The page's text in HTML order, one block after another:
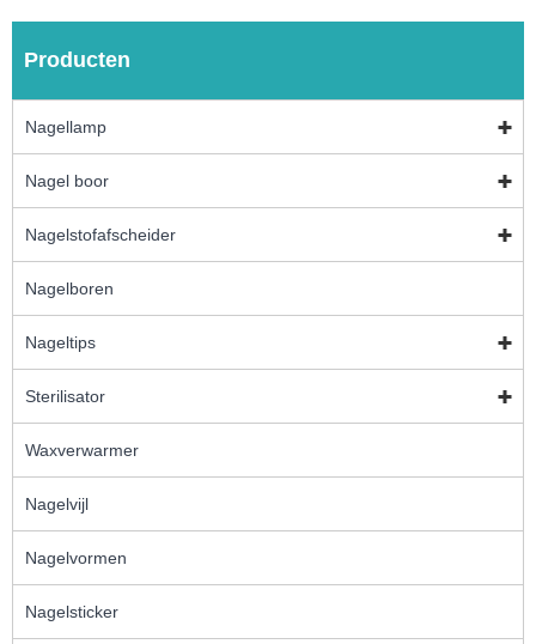
Producten
Nagellamp
Nagel boor
Nagelstofafscheider
Nagelboren
Nageltips
Sterilisator
Waxverwarmer
Nagelvijl
Nagelvormen
Nagelsticker